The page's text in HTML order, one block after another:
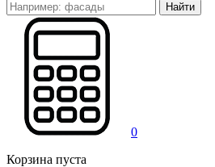
Найти
0
Корзина пуста